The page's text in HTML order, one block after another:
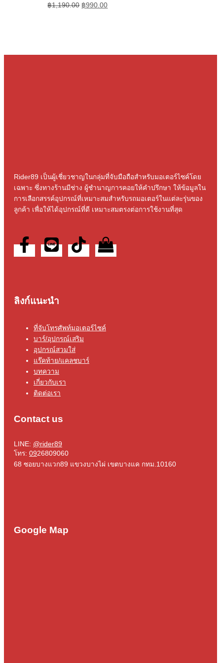
฿1,190.00 ฿990.00
Rider89 เป็นผู้เชี่ยวชาญในกลุ่มที่จับมือถือสําหรับมอเตอร์ไซค์โดย
เฉพาะ ซึ่งทางร้านมีช่าง ผู้ชํานาญการคอยให้คําปรึกษา ให้ข้อมูลใน
การเลือกสรรค์อุปกรณ์ที่เหมาะสมสําหรับรถมอเตอร์ในแต่ละรุ่นของ
ลูกค้า เพื่อให้ได้อุปกรณ์ที่ดี เหมาะสมตรงต่อการใช้งานที่สุด
ลิงก์แนะนำ
ที่จับโทรศัพท์มอเตอร์ไซค์
บาร์/อุปกรณ์เสริม
อุปกรณ์สวมใส่
แร๊คท้าย/แคลชบาร์
บทความ
เกี่ยวกับเรา
ติดต่อเรา
Contact us
LINE: @rider89
โทร: 0926809060
68 ซอยบางแวก89 แขวงบางไผ่ เขตบางแค กทม.10160
Google Map